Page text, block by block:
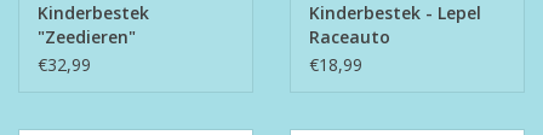
Kinderbestek
"Zeedieren"
€32,99
Kinderbestek - Lepel
Raceauto
€18,99